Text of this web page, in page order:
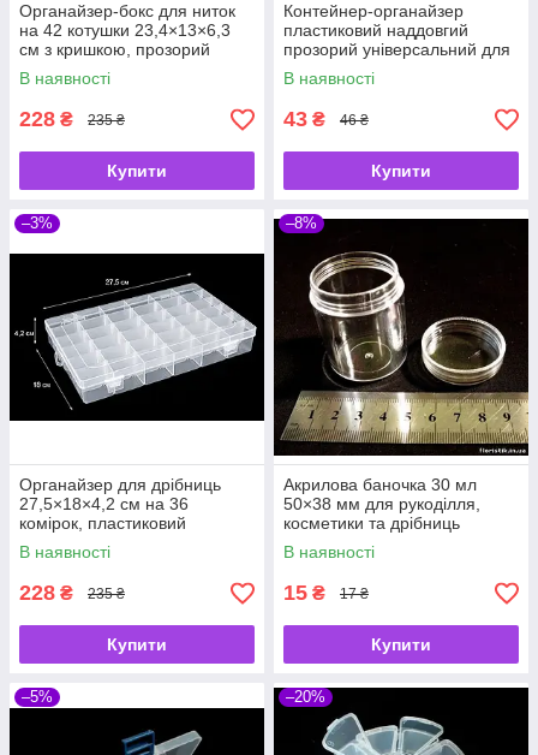
Органайзер-бокс для ниток
на 42 котушки 23,4×13×6,3
см з кришкою, прозорий
пластиковий контейнер
В наявності
228 ₴ 235 ₴
Купити
Контейнер-органайзер
пластиковий наддовгий
прозорий універсальний для
пензлів, поплавців, свердел,
олівців 26,5×5,5×1,8
В наявності
43 ₴ 46 ₴
Купити
–3%
Органайзер для дрібниць
27,5×18×4,2 см на 36
комірок, пластиковий
контейнер зі знімними
перегородками
В наявності
228 ₴ 235 ₴
Купити
–8%
Акрилова баночка 30 мл
50×38 мм для рукоділля,
косметики та дрібниць
В наявності
15 ₴ 17 ₴
Купити
–5% –20%